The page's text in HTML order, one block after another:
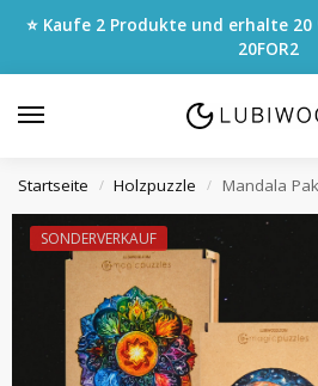
⭐ Kaufe 2 Produkte und erhalte
20FOR2
Startseite / Holzpuzzle / Mandala
SONDERVERKAUF